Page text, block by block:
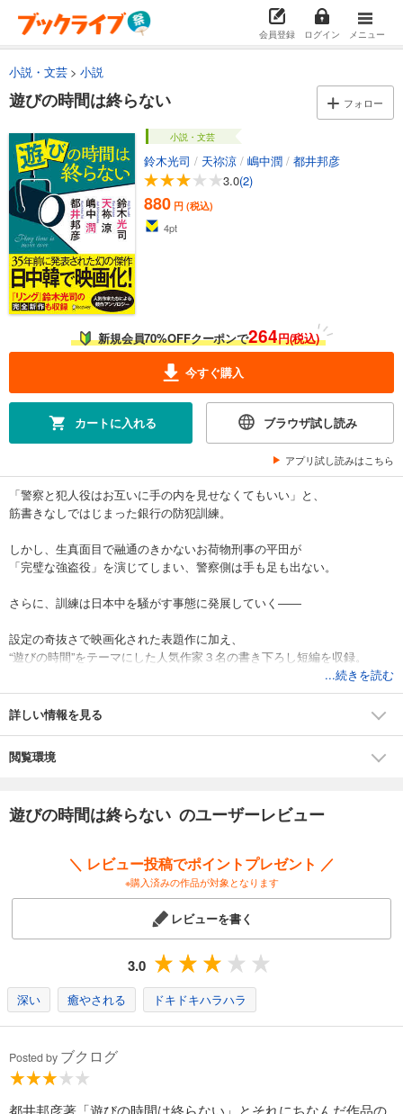
会員登録 ログイン メニュー
小説・文芸 小説
遊びの時間は終らない フォロー
小説・文芸
鈴木光司 / 天祢涼 / 嶋中潤 / 都井邦彦
3.0(2)
880 円 (税込)
4pt
新規会員70%OFFクーポンで264円(税込)
今すぐ購入
カートに入れる ブラウザ試し読み
アプリ試し読みはこちら
「警察と犯人役はお互いに手の内を見せなくてもいい」と、
筋書きなしではじまった銀行の防犯訓練。
しかし、生真面目で融通のきかないお荷物刑事の平田が
「完璧な強盗役」を演じてしまい、警察側は手も足も出ない。
さらに、訓練は日本中を騒がす事態に発展していく――
設定の奇抜さで映画化された表題作に加え、
“遊びの時間”をテーマにした人気作家３名の書き下ろし短編を収録。
...続きを読む
詳しい情報を見る
閲覧環境
遊びの時間は終らない のユーザーレビュー
＼ レビュー投稿でポイントプレゼント ／
※購入済みの作品が対象となります
レビューを書く
3.0
深い 癒やされる ドキドキハラハラ
Posted by ブクログ
都井邦彦著「遊びの時間は終らない」とそれにちなんだ作品の